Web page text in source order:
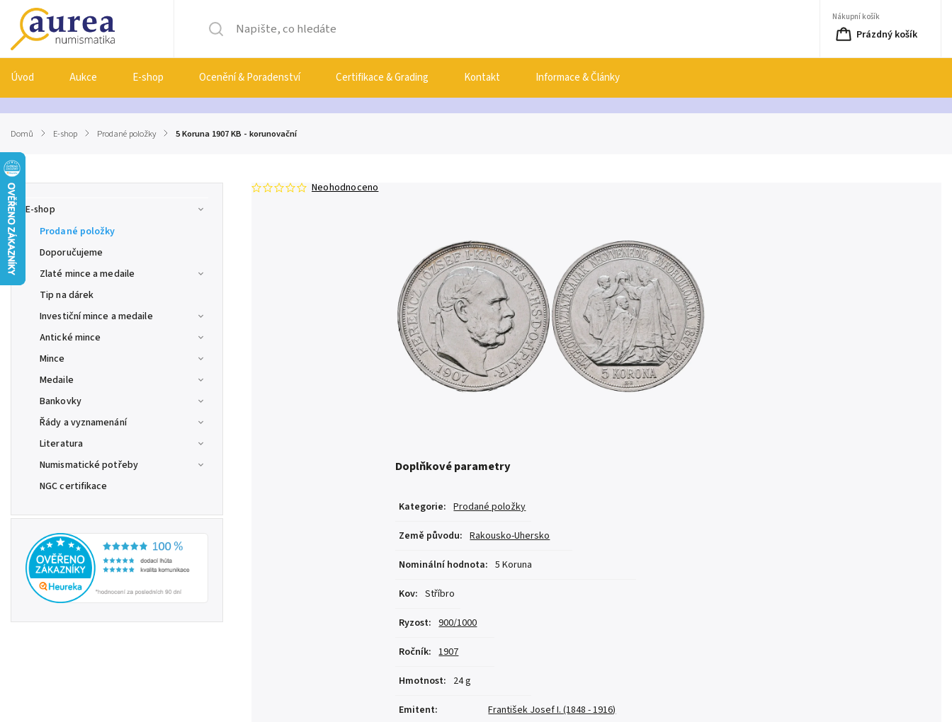
Nákupní košík
Prázdný košík
Úvod Aukce E-shop Ocenění & Poradenství Certifikace & Grading Kontakt Informace & Články
Domů / E-shop / Prodané položky / 5 Koruna 1907 KB - korunovační
E-shop
Prodané položky
Doporučujeme
Zlaté mince a medaile
Tip na dárek
Investiční mince a medaile
Antické mince
Mince
Medaile
Bankovky
Řády a vyznamenání
Literatura
Numismatické potřeby
NGC certifikace
Neohodnoceno
Doplňkové parametry
Kategorie: Prodané položky
Země původu: Rakousko-Uhersko
Nominální hodnota: 5 Koruna
Kov: Stříbro
Ryzost: 900/1000
Ročník: 1907
Hmotnost: 24 g
Emitent: František Josef I. (1848 - 1916)